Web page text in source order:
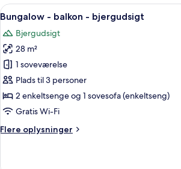
havudsigt
Indlæs
alle
billeder
af
Bungalow
-
balkon
-
Et
5
Bungalow - balkon - bjergudsigt
Bjergudsigt
28 m²
1 soveværelse
Plads til 3 personer
2 enkeltsenge og 1 sovesofa (enkeltseng)
Gratis Wi-Fi
Flere oplysninger
Flere